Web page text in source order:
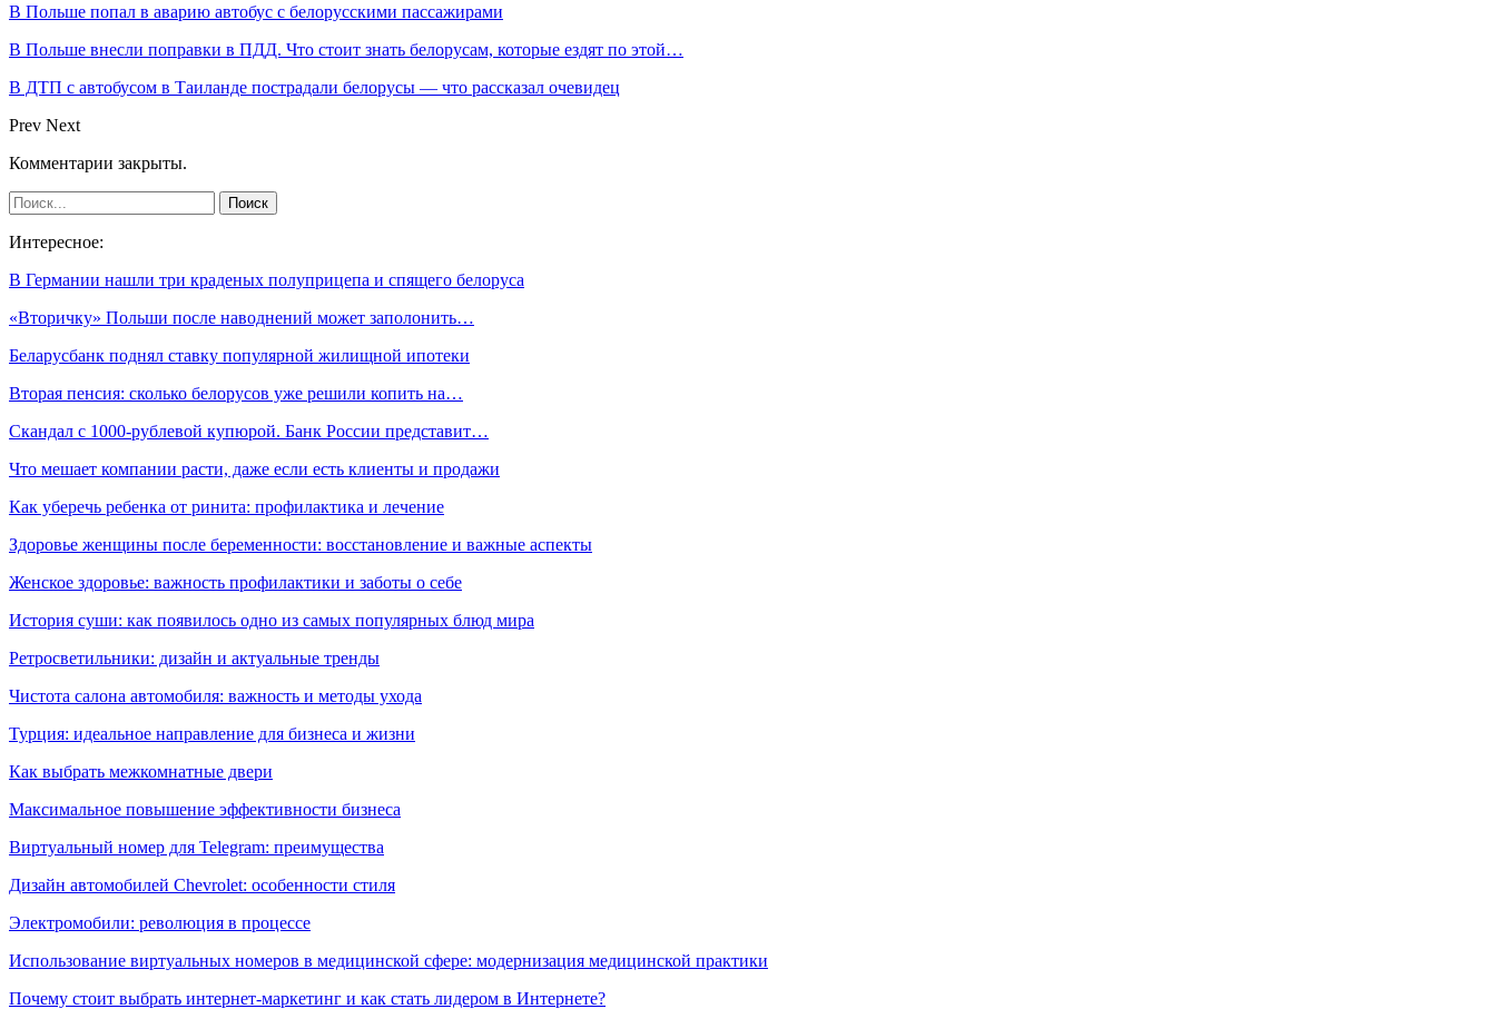
В Польше попал в аварию автобус с белорусскими пассажирами
В Польше внесли поправки в ПДД. Что стоит знать белорусам, которые ездят по этой…
В ДТП с автобусом в Таиланде пострадали белорусы — что рассказал очевидец
Prev Next
Комментарии закрыты.
Интересное:
В Германии нашли три краденых полуприцепа и спящего белоруса
«Вторичку» Польши после наводнений может заполонить…
Беларусбанк поднял ставку популярной жилищной ипотеки
Вторая пенсия: сколько белорусов уже решили копить на…
Скандал с 1000-рублевой купюрой. Банк России представит…
Что мешает компании расти, даже если есть клиенты и продажи
Как уберечь ребенка от ринита: профилактика и лечение
Здоровье женщины после беременности: восстановление и важные аспекты
Женское здоровье: важность профилактики и заботы о себе
История суши: как появилось одно из самых популярных блюд мира
Ретросветильники: дизайн и актуальные тренды
Чистота салона автомобиля: важность и методы ухода
Турция: идеальное направление для бизнеса и жизни
Как выбрать межкомнатные двери
Максимальное повышение эффективности бизнеса
Виртуальный номер для Telegram: преимущества
Дизайн автомобилей Chevrolet: особенности стиля
Электромобили: революция в процессе
Использование виртуальных номеров в медицинской сфере: модернизация медицинской практики
Почему стоит выбрать интернет-маркетинг и как стать лидером в Интернете?